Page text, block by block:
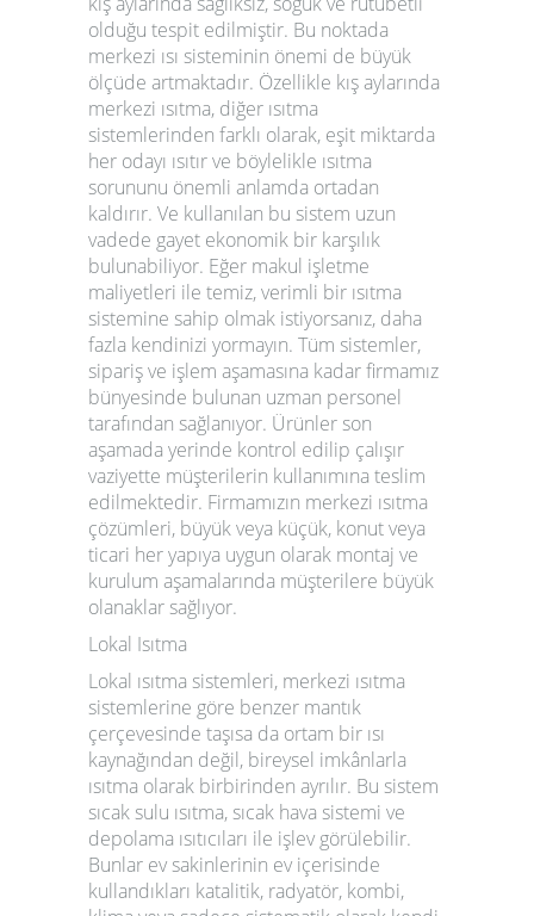
olduğu tespit edilmiştir. Bu noktada
merkezi ısı sisteminin önemi de büyük
ölçüde artmaktadır. Özellikle kış aylarında
merkezi ısıtma, diğer ısıtma
sistemlerinden farklı olarak, eşit miktarda
her odayı ısıtır ve böylelikle ısıtma
sorununu önemli anlamda ortadan
kaldırır. Ve kullanılan bu sistem uzun
vadede gayet ekonomik bir karşılık
bulunabiliyor. Eğer makul işletme
maliyetleri ile temiz, verimli bir ısıtma
sistemine sahip olmak istiyorsanız, daha
fazla kendinizi yormayın. Tüm sistemler,
sipariş ve işlem aşamasına kadar firmamız
bünyesinde bulunan uzman personel
tarafından sağlanıyor. Ürünler son
aşamada yerinde kontrol edilip çalışır
vaziyette müşterilerin kullanımına teslim
edilmektedir. Firmamızın merkezi ısıtma
çözümleri, büyük veya küçük, konut veya
ticari her yapıya uygun olarak montaj ve
kurulum aşamalarında müşterilere büyük
olanaklar sağlıyor.
Lokal Isıtma
Lokal ısıtma sistemleri, merkezi ısıtma
sistemlerine göre benzer mantık
çerçevesinde taşısa da ortam bir ısı
kaynağından değil, bireysel imkânlarla
ısıtma olarak birbirinden ayrılır. Bu sistem
sıcak sulu ısıtma, sıcak hava sistemi ve
depolama ısıtıcıları ile işlev görülebilir.
Bunlar ev sakinlerinin ev içerisinde
kullandıkları katalitik, radyatör, kombi,